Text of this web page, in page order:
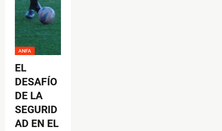
ANFA
EL
DESAFÍO
DE LA
SEGURID
AD EN EL